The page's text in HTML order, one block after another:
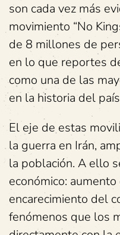
son cada vez más
movimiento “No
de 8 millones de
en lo que reportes
como una de las
en la historia del
El eje de estas
la guerra en Irán,
la población. A ello
económico:
encarecimiento del
fenómenos que los